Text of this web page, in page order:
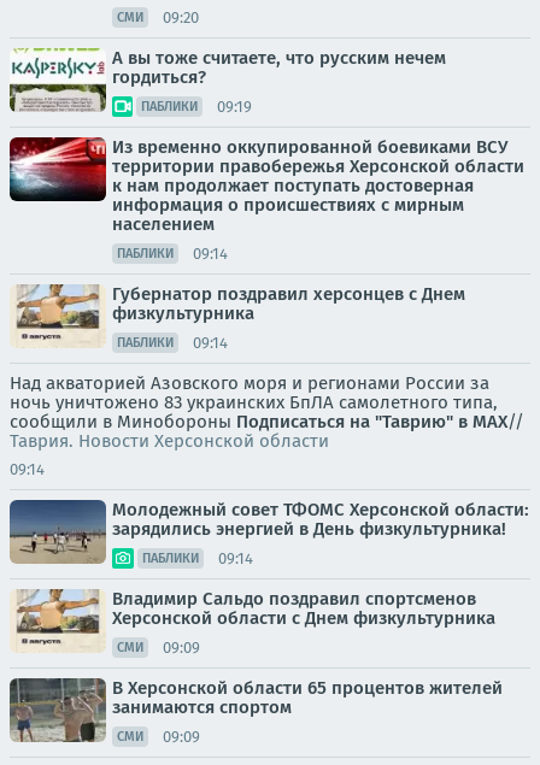
СМИ 09:20
А вы тоже считаете, что русским нечем
гордиться?
ПАБЛИКИ 09:19
Из временно оккупированной боевиками ВСУ
территории правобережья Херсонской области
к нам продолжает поступать достоверная
информация о происшествиях с мирным
населением
ПАБЛИКИ 09:14
Губернатор поздравил херсонцев с Днем
физкультурника
ПАБЛИКИ 09:14
Над акваторией Азовского моря и регионами России за
ночь уничтожено 83 украинских БпЛА самолетного типа,
сообщили в Минобороны Подписаться на "Таврию" в MAX//
Таврия. Новости Херсонской области
09:14
Молодежный совет ТФОМС Херсонской области:
зарядились энергией в День физкультурника!
ПАБЛИКИ 09:14
Владимир Сальдо поздравил спортсменов
Херсонской области с Днем физкультурника
СМИ 09:09
В Херсонской области 65 процентов жителей
занимаются спортом
СМИ 09:09